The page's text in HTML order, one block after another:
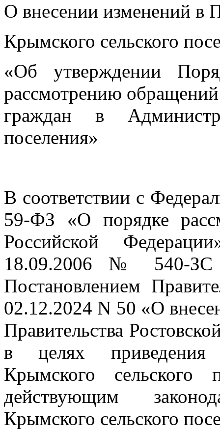
О внесении изменений в
Крымского сельского
«Об утверждении
рассмотрению обращений
граждан в
поселения»
В соответствии с
59-ФЗ «О порядке
Российской
18.09.2006 № 540-ЗС
Постановлением
02.12.2024 N 50 «О
Правительства
в целях приведения
Крымского сельского
действующим
Крымского сельского